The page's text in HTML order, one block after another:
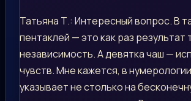
Татьяна Т.: Интересный вопрос. В
пентаклей — это как раз результат
независимость. А девятка чаш —
чувств. Мне кажется, в
указывает не столько на